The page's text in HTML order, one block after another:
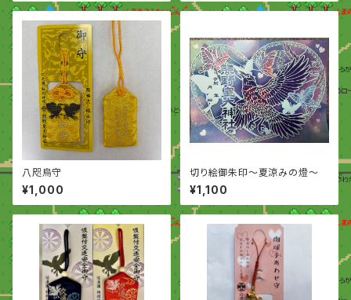
八咫烏守
¥1,000
切り絵御朱印〜夏涼みの燈〜
¥1,100